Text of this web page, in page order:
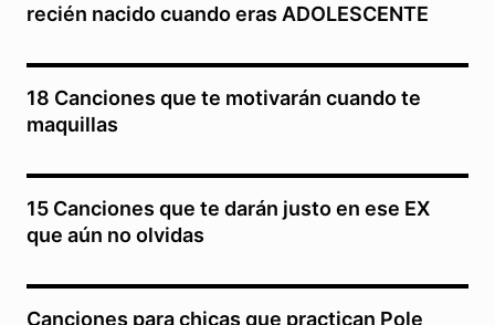
recién nacido cuando eras ADOLESCENTE
18 Canciones que te motivarán cuando te
maquillas
15 Canciones que te darán justo en ese EX
que aún no olvidas
Canciones para chicas que practican Pole